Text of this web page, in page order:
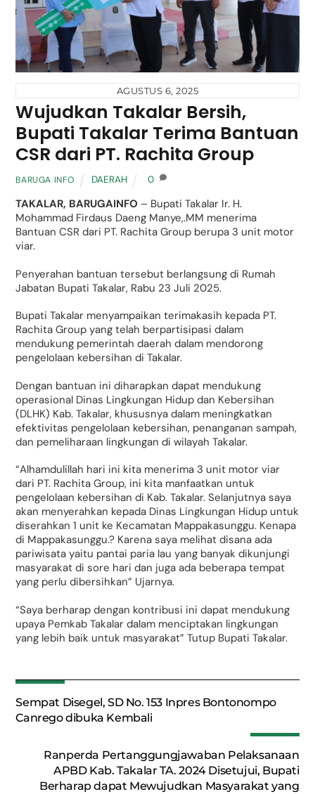
AGUSTUS 6, 2025
Wujudkan Takalar Bersih,
Bupati Takalar Terima Bantuan
CSR dari PT. Rachita Group
BARUGA INFO DAERAH 0
TAKALAR, BARUGAINFO – Bupati Takalar Ir. H.
Mohammad Firdaus Daeng Manye,.MM menerima
Bantuan CSR dari PT. Rachita Group berupa 3 unit motor
viar.
Penyerahan bantuan tersebut berlangsung di Rumah
Jabatan Bupati Takalar, Rabu 23 Juli 2025.
Bupati Takalar menyampaikan terimakasih kepada PT.
Rachita Group yang telah berpartisipasi dalam
mendukung pemerintah daerah dalam mendorong
pengelolaan kebersihan di Takalar.
Dengan bantuan ini diharapkan dapat mendukung
operasional Dinas Lingkungan Hidup dan Kebersihan
(DLHK) Kab. Takalar, khususnya dalam meningkatkan
efektivitas pengelolaan kebersihan, penanganan sampah,
dan pemeliharaan lingkungan di wilayah Takalar.
“Alhamdulillah hari ini kita menerima 3 unit motor viar
dari PT. Rachita Group, ini kita manfaatkan untuk
pengelolaan kebersihan di Kab. Takalar. Selanjutnya saya
akan menyerahkan kepada Dinas Lingkungan Hidup untuk
diserahkan 1 unit ke Kecamatan Mappakasunggu. Kenapa
di Mappakasunggu.? Karena saya melihat disana ada
pariwisata yaitu pantai paria lau yang banyak dikunjungi
masyarakat di sore hari dan juga ada beberapa tempat
yang perlu dibersihkan” Ujarnya.
“Saya berharap dengan kontribusi ini dapat mendukung
upaya Pemkab Takalar dalam menciptakan lingkungan
yang lebih baik untuk masyarakat” Tutup Bupati Takalar.
Sempat Disegel, SD No. 153 Inpres Bontonompo
Canrego dibuka Kembali
Ranperda Pertanggungjawaban Pelaksanaan
APBD Kab. Takalar TA. 2024 Disetujui, Bupati
Berharap dapat Mewujudkan Masyarakat yang